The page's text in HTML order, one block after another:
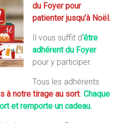
du Foyer pour
patienter jusqu’à Noël.
Il vous suffit d‘être
adhérent du Foyer
pour y participer.
Tous les adhérents
à notre tirage au sort. Chaque
et remporte un cadeau.